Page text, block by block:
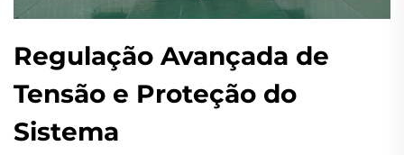
Regulação Avançada de
Tensão e Proteção do
Sistema